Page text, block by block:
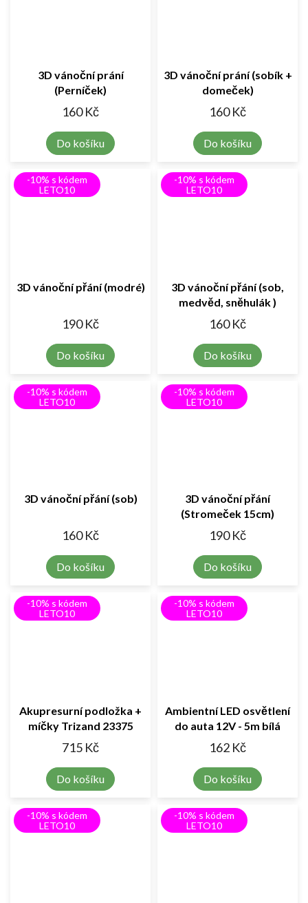
3D vánoční prání
(Perníček)
160 Kč
Do košíku
3D vánoční prání (sobík +
domeček)
160 Kč
Do košíku
-10% s kódem
LETO10
3D vánoční přání (modré)
190 Kč
Do košíku
-10% s kódem
LETO10
3D vánoční přání (sob,
medvěd, sněhulák )
160 Kč
Do košíku
-10% s kódem
LETO10
3D vánoční přání (sob)
160 Kč
Do košíku
-10% s kódem
LETO10
3D vánoční přání
(Stromeček 15cm)
190 Kč
Do košíku
-10% s kódem
LETO10
Akupresurní podložka +
míčky Trizand 23375
715 Kč
Do košíku
-10% s kódem
LETO10
Ambientní LED osvětlení
do auta 12V - 5m bílá
162 Kč
Do košíku
-10% s kódem
LETO10
-10% s kódem
LETO10